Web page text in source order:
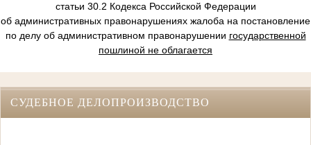
статьи 30.2 Кодекса Российской Федерации
об административных правонарушениях жалоба на постановление
по делу об административном правонарушении государственной
пошлиной не облагается
СУДЕБНОЕ ДЕЛОПРОИЗВОДСТВО